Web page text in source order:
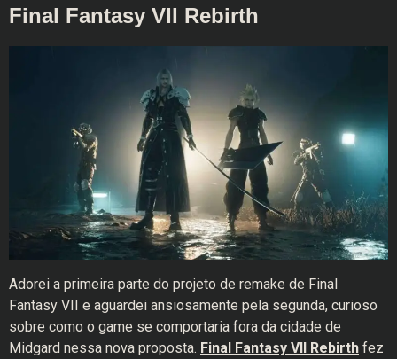
Final Fantasy VII Rebirth
Adorei a primeira parte do projeto de remake de Final
Fantasy VII e aguardei ansiosamente pela segunda, curioso
sobre como o game se comportaria fora da cidade de
Midgard nessa nova proposta. Final Fantasy VII Rebirth fez